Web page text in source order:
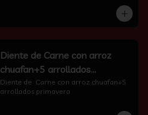
Diente de Carne con arroz
chuafan+5 arrollados
primavera
Diente de  Carne con arroz chuafan+5
arrollados primavera